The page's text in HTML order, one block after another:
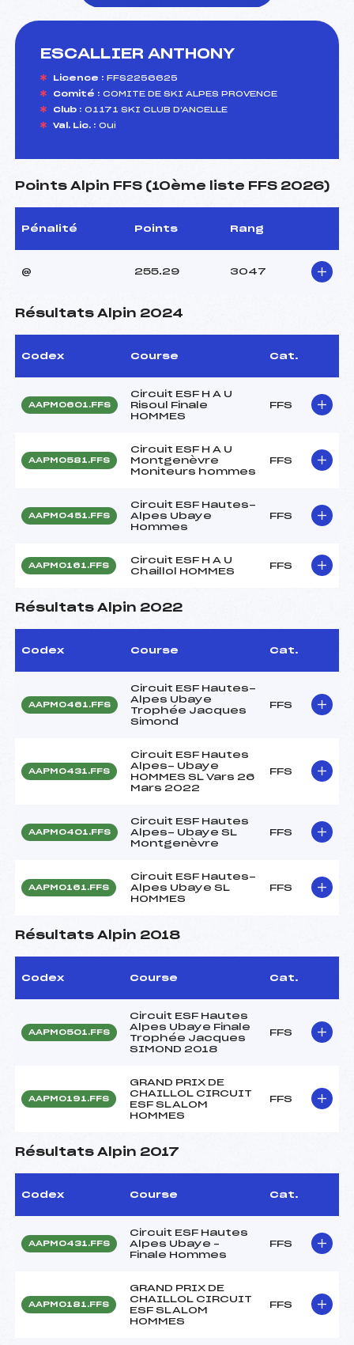
ESCALLIER ANTHONY
Licence : FFS2256625
Comité : COMITE DE SKI ALPES PROVENCE
Club : 01171 SKI CLUB D'ANCELLE
Val. Lic. : Oui
Points Alpin FFS (10ème liste FFS 2026)
Pénalité Points Rang
@ 255.29 3047
Résultats Alpin 2024
Codex Course Cat.
AAPM0601.FFS
Circuit ESF H A U
Risoul Finale
HOMMES
FFS
AAPM0581.FFS
Circuit ESF H A U
Montgenèvre
Moniteurs hommes
FFS
AAPM0451.FFS
Circuit ESF Hautes-
Alpes Ubaye
Hommes
FFS
AAPM0161.FFS
Circuit ESF H A U
Chaillol HOMMES
FFS
Résultats Alpin 2022
Codex Course Cat.
AAPM0461.FFS
Circuit ESF Hautes-
Alpes Ubaye
Trophée Jacques
Simond
FFS
AAPM0431.FFS
Circuit ESF Hautes
Alpes- Ubaye
HOMMES SL Vars 26
Mars 2022
FFS
AAPM0401.FFS
Circuit ESF Hautes
Alpes- Ubaye SL
Montgenèvre
FFS
AAPM0161.FFS
Circuit ESF Hautes-
Alpes Ubaye SL
HOMMES
FFS
Résultats Alpin 2018
Codex Course Cat.
AAPM0501.FFS
Circuit ESF Hautes
Alpes Ubaye Finale
Trophée Jacques
SIMOND 2018
FFS
AAPM0191.FFS
GRAND PRIX DE
CHAILLOL CIRCUIT
ESF SLALOM
HOMMES
FFS
Résultats Alpin 2017
Codex Course Cat.
AAPM0431.FFS
Circuit ESF Hautes
Alpes Ubaye –
Finale Hommes
FFS
AAPM0181.FFS
GRAND PRIX DE
CHAILLOL CIRCUIT
ESF SLALOM
HOMMES
FFS